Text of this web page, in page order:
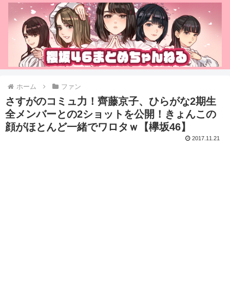
ホーム ファン
さすがのコミュ力！齊藤京子、ひらがな2期生
全メンバーとの2ショットを公開！きょんこの
顔がほとんど一緒でワロタｗ【欅坂46】
2017.11.21